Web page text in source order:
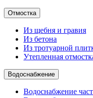
Отмостка
Из щебня и гравия
Из бетона
Из тротуарной
Утепленная
Водоснабжение
Водоснабжение